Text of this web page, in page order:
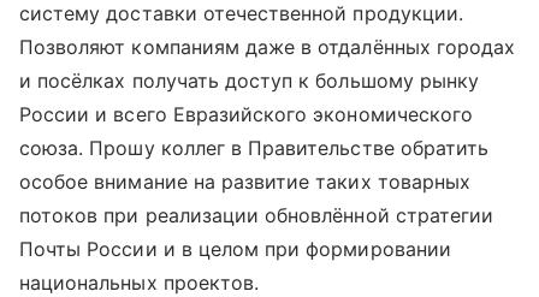
систему доставки отечественной продукции.
Позволяют компаниям даже в отдалённых городах
и посёлках получать доступ к большому рынку
России и всего Евразийского экономического
союза. Прошу коллег в Правительстве обратить
особое внимание на развитие таких товарных
потоков при реализации обновлённой стратегии
Почты России и в целом при формировании
национальных проектов.